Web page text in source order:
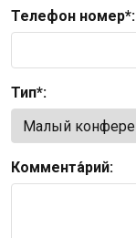
Телефон номер*:
Тип*:
Коммента́рий: